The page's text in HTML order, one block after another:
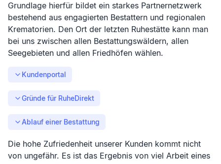
Grundlage hierfür bildet ein starkes Partnernetzwerk
bestehend aus engagierten Bestattern und regionalen
Krematorien. Den Ort der letzten Ruhestätte kann man
bei uns zwischen allen Bestattungswäldern, allen
Seegebieten und allen Friedhöfen wählen.
Kundenportal
Gründe für RuheDirekt
Ablauf einer Bestattung
Die hohe Zufriedenheit unserer Kunden kommt nicht
von ungefähr. Es ist das Ergebnis von viel Arbeit eines